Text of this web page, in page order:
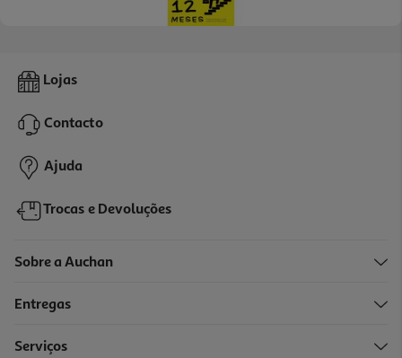
Livro Startup Em 12 Meses ( Bolso)
11,00 € PVP de editor
9,90 €
-10%
Lojas
Contacto
Ajuda
Trocas e Devoluções
Sobre a Auchan
Entregas
Serviços